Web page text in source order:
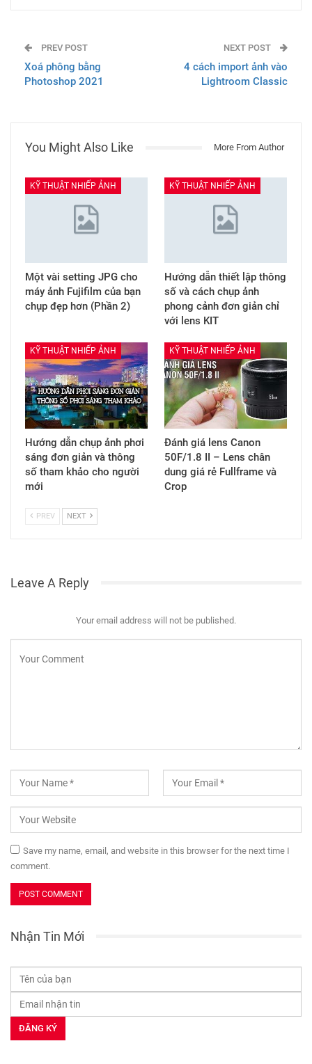
PREV POST
Xoá phông bằng
Photoshop 2021
NEXT POST
4 cách import ảnh vào
Lightroom Classic
You Might Also Like More From Author
KỸ THUẬT NHIẾP ẢNH
Một vài setting JPG cho
máy ảnh Fujifilm của bạn
chụp đẹp hơn (Phần 2)
KỸ THUẬT NHIẾP ẢNH
Hướng dẫn thiết lập thông
số và cách chụp ảnh
phong cảnh đơn giản chỉ
với lens KIT
KỸ THUẬT NHIẾP ẢNH
Hướng dẫn chụp ảnh phơi
sáng đơn giản và thông
số tham khảo cho người
mới
KỸ THUẬT NHIẾP ẢNH
Đánh giá lens Canon
50F/1.8 II – Lens chân
dung giá rẻ Fullframe và
Crop
PREV NEXT
Leave A Reply
Your email address will not be published.
Save my name, email, and website in this browser for the next time I
comment.
Nhận Tin Mới